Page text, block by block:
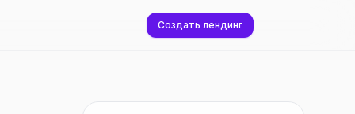
Создать лендинг